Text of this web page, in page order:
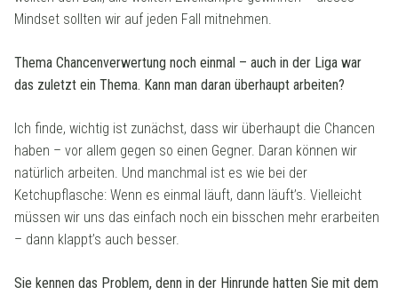
Mindset sollten wir auf jeden Fall mitnehmen.
Thema Chancenverwertung noch einmal – auch in der Liga war
das zuletzt ein Thema. Kann man daran überhaupt arbeiten?
Ich finde, wichtig ist zunächst, dass wir überhaupt die Chancen
haben – vor allem gegen so einen Gegner. Daran können wir
natürlich arbeiten. Und manchmal ist es wie bei der
Ketchupflasche: Wenn es einmal läuft, dann läuft’s. Vielleicht
müssen wir uns das einfach noch ein bisschen mehr erarbeiten
– dann klappt’s auch besser.
Sie kennen das Problem, denn in der Hinrunde hatten Sie mit dem